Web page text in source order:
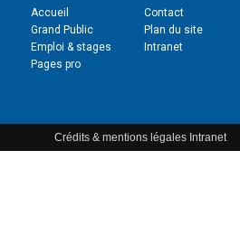
Accueil
Grand Public
Emploi & stages
Pages pro
Contact
Plan du site
Intranet
Crédits & mentions légales Intranet